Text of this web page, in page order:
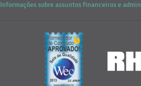
Informações sobre assuntos financeiros e